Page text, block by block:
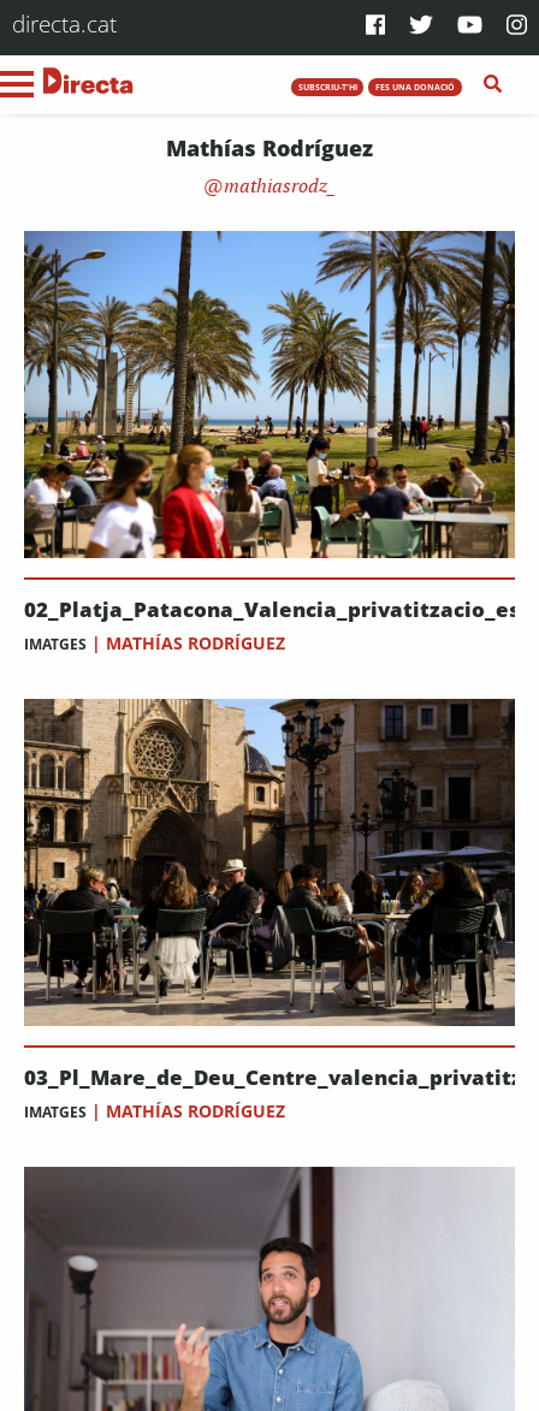
directa.cat
SUBSCRIU-T'HI FES UNA DONACIÓ
Mathías Rodríguez
mathiasrodz_
IMATGES | MATHÍAS RODRÍGUEZ
IMATGES | MATHÍAS RODRÍGUEZ